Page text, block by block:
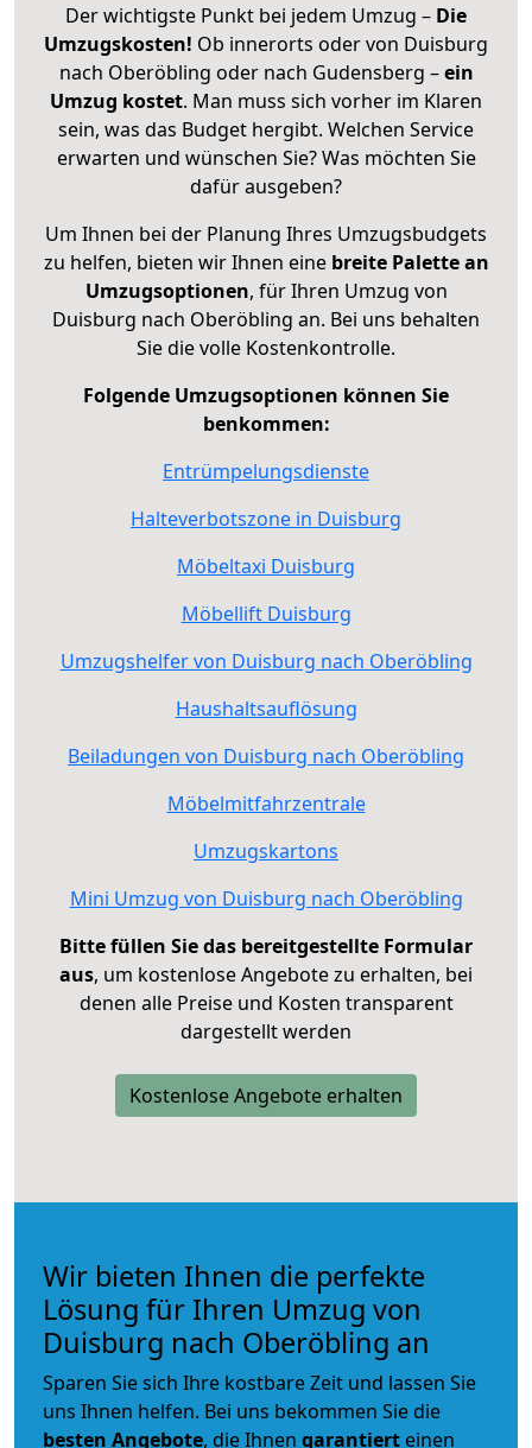
Der wichtigste Punkt bei jedem Umzug – Die
Umzugskosten! Ob innerorts oder von Duisburg
nach Oberöbling oder nach Gudensberg –ein
Umzug kostet. Man muss sich vorher im Klaren
sein, was das Budget hergibt. Welchen Service
erwarten und wünschen Sie? Was möchten Sie
dafür ausgeben?
Um Ihnen bei der Planung Ihres Umzugsbudgets
zu helfen, bieten wir Ihnen eine breite Palette an
Umzugsoptionen, für Ihren Umzug von
Duisburg nach Oberöbling an. Bei uns behalten
Sie die volle Kostenkontrolle.
Folgende Umzugsoptionen können Sie
benkommen:
Entrümpelungsdienste
Halteverbotszone in Duisburg
Möbeltaxi Duisburg
Möbellift Duisburg
Umzugshelfer von Duisburg nach Oberöbling
Haushaltsauflösung
Beiladungen von Duisburg nach Oberöbling
Möbelmitfahrzentrale
Umzugskartons
Mini Umzug von Duisburg nach Oberöbling
Bitte füllen Sie das bereitgestellte Formular
aus, um kostenlose Angebote zu erhalten, bei
denen alle Preise und Kosten transparent
dargestellt werden
Kostenlose Angebote erhalten
Wir bieten Ihnen die perfekte
Lösung für Ihren Umzug von
Duisburg nach Oberöbling an
Sparen Sie sich Ihre kostbare Zeit und lassen Sie
uns Ihnen helfen. Bei uns bekommen Sie die
besten Angebote, die Ihnen garantiert einen